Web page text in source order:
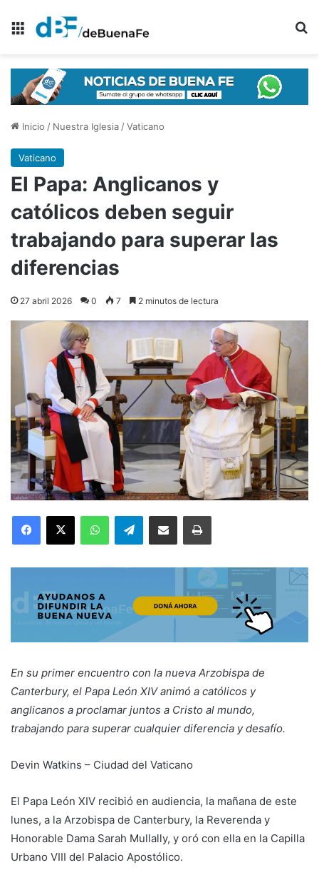
Menú
Inicio / Nuestra Iglesia/Vaticano
Vaticano
El Papa: Anglicanos y
católicos deben seguir
trabajando para superar las
diferencias
27 abril 2026 0 7 2 minutos de lectura
Facebook
X WhatsAppTelegramCompartir por correo electrónicoImprimir
En su primer encuentro con la nueva Arzobispa de
Canterbury, el Papa León XIV animó a católicos y
anglicanos a proclamar juntos a Cristo al mundo,
trabajando para superar cualquier diferencia y desafío.
Devin Watkins – Ciudad del Vaticano
El Papa León XIV recibió en audiencia, la mañana de este
lunes, a la Arzobispa de Canterbury, la Reverenda y
Honorable Dama Sarah Mullally, y oró con ella en la Capilla
Urbano VIII del Palacio Apostólico.